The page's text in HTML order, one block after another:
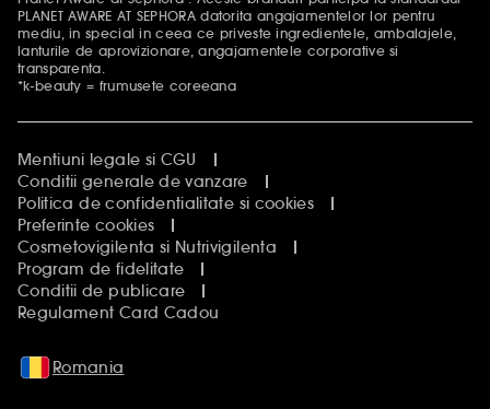
PLANET AWARE AT SEPHORA datorita angajamentelor lor pentru
mediu, in special in ceea ce priveste ingredientele, ambalajele,
lanturile de aprovizionare, angajamentele corporative si
transparenta.
*k-beauty = frumusete coreeana
Mentiuni legale si CGU
Conditii generale de vanzare
Politica de confidentialitate si cookies
Preferinte cookies
Cosmetovigilenta si Nutrivigilenta
Program de fidelitate
Conditii de publicare
Regulament Card Cadou
Romania